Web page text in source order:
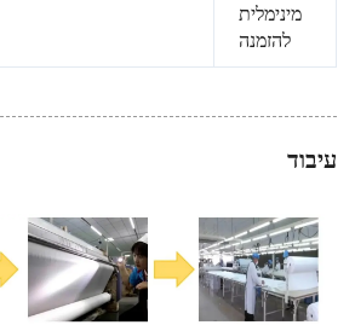
מינימלית
להזמנה
עיבוד